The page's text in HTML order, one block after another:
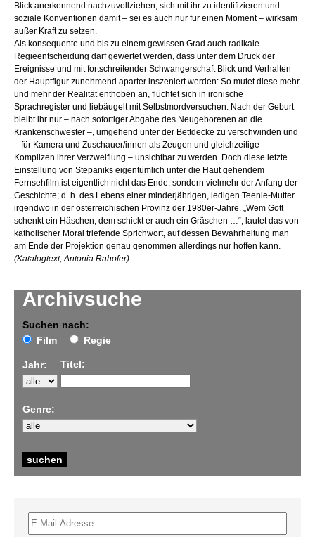
Archivsuche
Suchen nach:
Film
Regie
Jahr: Titel:
Genre:
Blick anerkennend nachzuvollziehen, sich mit ihr zu identifizieren und
soziale Konventionen damit – sei es auch nur für einen Moment – wirksam
außer Kraft zu setzen.
Als konsequente und bis zu einem gewissen Grad auch radikale
Regieentscheidung darf gewertet werden, dass unter dem Druck der
Ereignisse und mit fortschreitender Schwangerschaft Blick und Verhalten
der Hauptfigur zunehmend aparter inszeniert werden: So mutet diese mehr
und mehr der Realität enthoben an, flüchtet sich in ironische
Sprachregister und liebäugelt mit Selbstmordversuchen. Nach der Geburt
bleibt ihr nur – nach sofortiger Abgabe des Neugeborenen an die
Krankenschwester –, umgehend unter der Bettdecke zu verschwinden und
– für Kamera und Zuschauer/innen als Zeugen und gleichzeitige
Komplizen ihrer Verzweiflung – unsichtbar zu werden. Doch diese letzte
Einstellung von Stepaniks eigentümlich unter die Haut gehendem
Fernsehfilm ist eigentlich nicht das Ende, sondern vielmehr der Anfang der
Geschichte; d. h. des Lebens einer minderjährigen, ledigen Teenie-Mutter
irgendwo in der österreichischen Provinz der 1980er-Jahre. „Wem Gott
schenkt ein Häschen, dem schickt er auch ein Gräschen …“, lautet das von
katholischer Moral triefende Sprichwort, auf dessen Bewahrheitung man
am Ende der Projektion genau genommen allerdings nur hoffen kann.
(Katalogtext, Antonia Rahofer)